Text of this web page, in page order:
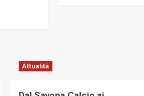
Attualità